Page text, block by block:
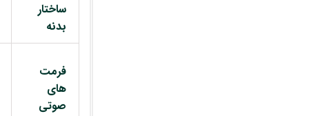
ساختار
بدنه
فرمت
های
صوتی